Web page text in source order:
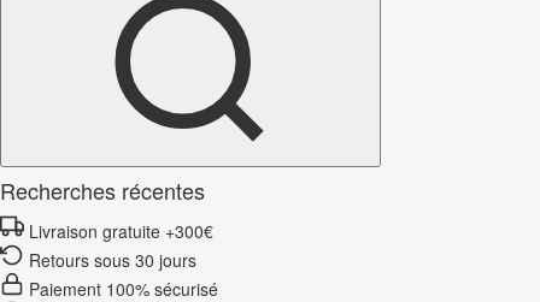
Recherches récentes
Livraison gratuite +300€
Retours sous 30 jours
Paiement 100% sécurisé